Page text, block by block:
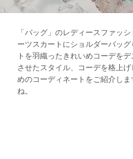
「バッグ」のレディースファッ
ーツスカートにショルダーバッ
トを羽織ったきれいめコーデを
させたスタイル、コーデを格上
めのコーディネートをご紹介し
ね。